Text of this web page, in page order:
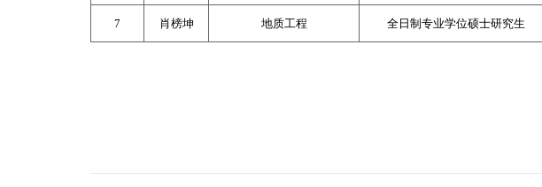
7 肖榜坤 地质工程 全日制专业学位硕士研究生